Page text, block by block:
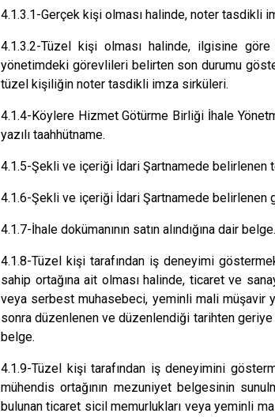
4.1.3.1-Gerçek kişi olması halinde, noter tasdikli
4.1.3.2-Tüzel kişi olması halinde, ilgisine
yönetimdeki görevlileri belirten son durumu
tüzel kişiliğin noter tasdikli imza sirküleri.
4.1.4-Köylere Hizmet Götürme Birliği İhale
yazılı taahhütname.
4.1.5-Şekli ve içeriği İdari Şartnamede belirlenen
4.1.6-Şekli ve içeriği İdari Şartnamede belirlenen
4.1.7-İhale dokümanının satın alındığına dair belge.
4.1.8-Tüzel kişi tarafından iş deneyimi
sahip ortağına ait olması halinde, ticaret ve
veya serbest muhasebeci, yeminli mali müşavir
sonra düzenlenen ve düzenlendiği tarihten
belge.
4.1.9-Tüzel kişi tarafından iş deneyimini
mühendis ortağının mezuniyet belgesinin
bulunan ticaret sicil memurlukları veya yeminli